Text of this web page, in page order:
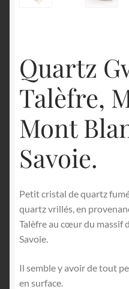
Quartz
Talèfre,
Mont
Savoie.
Petit cristal de quartz
quartz vrillés, en
Talèfre au cœur du massif
Savoie.
Il semble y avoir de tout
en surface.